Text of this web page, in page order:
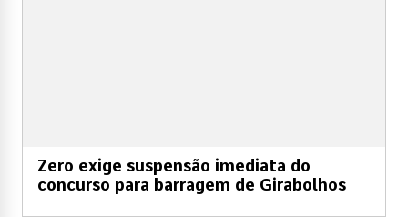
Zero exige suspensão imediata do
concurso para barragem de Girabolhos